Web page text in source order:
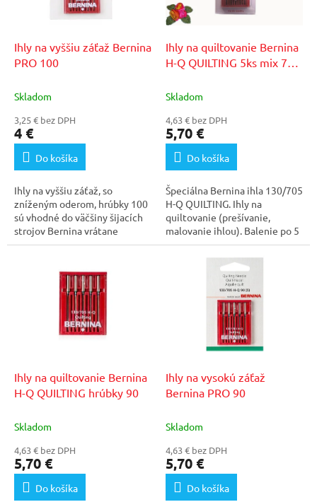
Ihly na vyššiu záťaž Bernina
PRO 100
Skladom
3,25 € bez DPH
4 €
Do košíka
Ihly na vyššiu záťaž, so
zníženým oderom, hrúbky 100
sú vhodné do väčšiny šijacích
strojov Bernina vrátane
quiltovacích strojov...
Ihly na quiltovanie Bernina
H-Q QUILTING 5ks mix 75-
Skladom
4,63 € bez DPH
5,70 €
Do košíka
Špeciálna Bernina ihla 130/705
H-Q QUILTING. Ihly na
quiltovanie (prešívanie,
malovanie ihlou). Balenie po 5
ks: 3x hr.75/11,...
Ihly na quiltovanie Bernina
H-Q QUILTING hrúbky 90
Skladom
4,63 € bez DPH
5,70 €
Do košíka
Ihly na vysokú záťaž
Bernina PRO 90
Skladom
4,63 € bez DPH
5,70 €
Do košíka